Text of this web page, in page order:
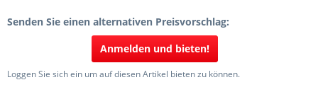
Senden Sie einen alternativen Preisvorschlag:
Anmelden und bieten!
Loggen Sie sich ein um auf diesen Artikel bieten zu können.